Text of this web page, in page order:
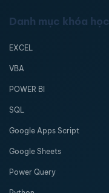
Danh mục khóa học
EXCEL
VBA
POWER BI
SQL
Google Apps Script
Google Sheets
Power Query